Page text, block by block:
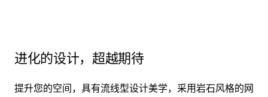
进化的设计，超越期待
提升您的空间，具有流线型设计美学，采用岩石风格的网